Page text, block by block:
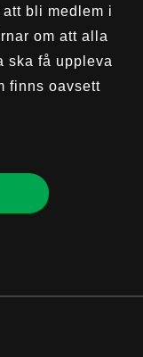
bli medlem i
om att alla
ska få uppleva
finns oavsett